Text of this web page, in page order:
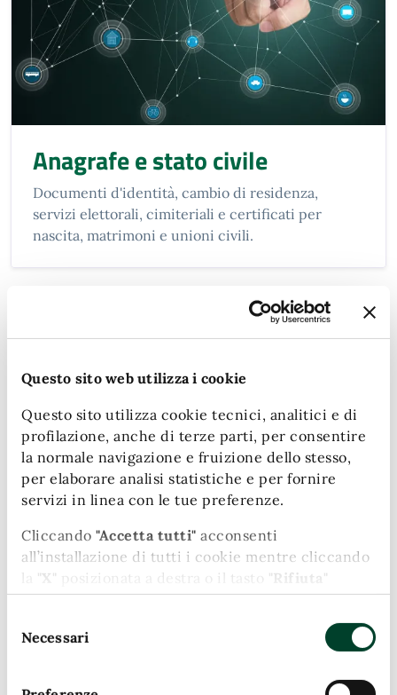
Questo sito web utilizza i cookie
Questo sito utilizza cookie tecnici, analitici e di
profilazione, anche di terze parti, per consentire
la normale navigazione e fruizione dello stesso,
per elaborare analisi statistiche e per fornire
servizi in linea con le tue preferenze.
Cliccando "Accetta tutti" acconsenti
all’installazione di tutti i cookie mentre cliccando
"X" posizionata a destra o il tasto "Rifiuta"
chiudi il banner e continui la navigazione in
preferenze cliccando l'apposita icona posizionata
delNecessari
Anagrafe e stato civile
Documenti d'identità, cambio di residenza,
servizi elettorali, cimiteriali e certificati per
nascita, matrimoni e unioni civili.
Appalti pubblici
Gare d’appalto e avvisi per lavori, servizi e
forniture al Comune.